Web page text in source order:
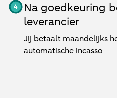
Na goedkeuring
leverancier
Jij betaalt maandelijks
automatische incasso